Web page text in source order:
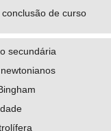
de curso
secundária